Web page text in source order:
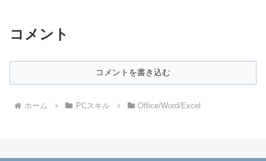
コメント
コメントを書き込む
ホーム PCスキル Office/Word/Excel